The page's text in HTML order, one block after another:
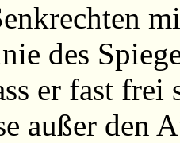
des
er fast
außer den